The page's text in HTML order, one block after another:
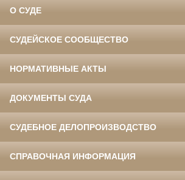
О СУДЕ
СУДЕЙСКОЕ СООБЩЕСТВО
НОРМАТИВНЫЕ АКТЫ
ДОКУМЕНТЫ СУДА
СУДЕБНОЕ ДЕЛОПРОИЗВОДСТВО
СПРАВОЧНАЯ ИНФОРМАЦИЯ